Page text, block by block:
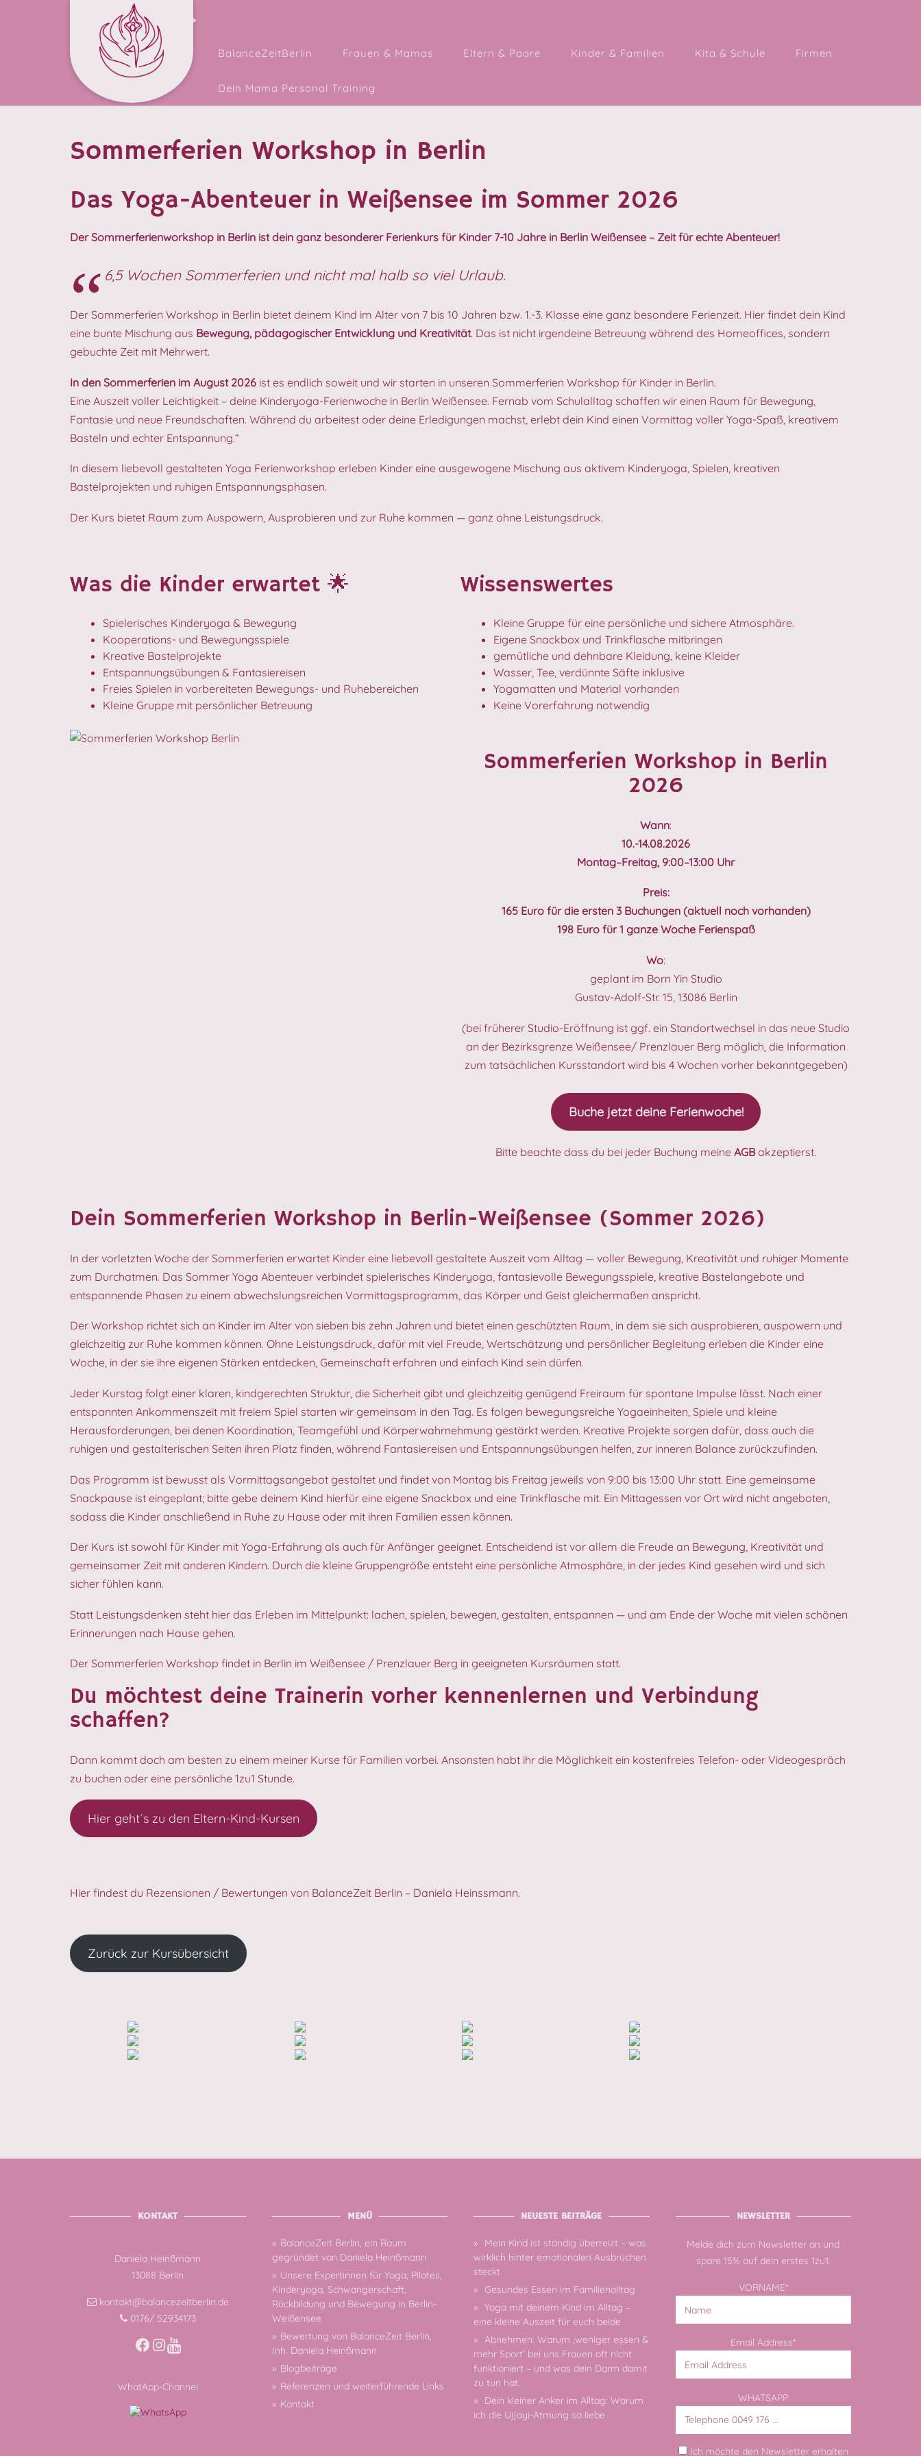
Facebook
Instagram
BalanceZeitBerlin Frauen & Mamas Eltern & Paare Kinder & Familien Kita & Schule Firmen
Dein Mama Personal Training
Sommerferien Workshop in Berlin
Das Yoga-Abenteuer in Weißensee im Sommer 2026
Der Sommerferienworkshop in Berlin ist dein ganz besonderer Ferienkurs für Kinder 7-10 Jahre in Berlin Weißensee – Zeit für echte Abenteuer!
6,5 Wochen Sommerferien und nicht mal halb so viel Urlaub.
Der Sommerferien Workshop in Berlin bietet deinem Kind im Alter von 7 bis 10 Jahren bzw. 1.-3. Klasse eine ganz besondere Ferienzeit. Hier findet dein Kind
eine bunte Mischung aus Bewegung, pädagogischer Entwicklung und Kreativität. Das ist nicht irgendeine Betreuung während des Homeoffices, sondern
gebuchte Zeit mit Mehrwert.
In den Sommerferien im August 2026 ist es endlich soweit und wir starten in unseren Sommerferien Workshop für Kinder in Berlin.
Eine Auszeit voller Leichtigkeit – deine Kinderyoga-Ferienwoche in Berlin Weißensee. Fernab vom Schulalltag schaffen wir einen Raum für Bewegung,
Fantasie und neue Freundschaften. Während du arbeitest oder deine Erledigungen machst, erlebt dein Kind einen Vormittag voller Yoga-Spaß, kreativem
Basteln und echter Entspannung.“
In diesem liebevoll gestalteten Yoga Ferienworkshop erleben Kinder eine ausgewogene Mischung aus aktivem Kinderyoga, Spielen, kreativen
Bastelprojekten und ruhigen Entspannungsphasen.
Der Kurs bietet Raum zum Auspowern, Ausprobieren und zur Ruhe kommen — ganz ohne Leistungsdruck.
Was die Kinder erwartet 🌟
Spielerisches Kinderyoga & Bewegung
Kooperations- und Bewegungsspiele
Kreative Bastelprojekte
Entspannungsübungen & Fantasiereisen
Freies Spielen in vorbereiteten Bewegungs- und Ruhebereichen
Kleine Gruppe mit persönlicher Betreuung
Wissenswertes
Kleine Gruppe für eine persönliche und sichere Atmosphäre.
Eigene Snackbox und Trinkflasche mitbringen
gemütliche und dehnbare Kleidung, keine Kleider
Wasser, Tee, verdünnte Säfte inklusive
Yogamatten und Material vorhanden
Keine Vorerfahrung notwendig
Sommerferien Workshop in Berlin
2026
Wann:
10.-14.08.2026
Montag–Freitag, 9:00–13:00 Uhr
Preis:
165 Euro für die ersten 3 Buchungen (aktuell noch vorhanden)
198 Euro für 1 ganze Woche Ferienspaß
Wo:
geplant im Born Yin Studio
Gustav-Adolf-Str. 15, 13086 Berlin
(bei früherer Studio-Eröffnung ist ggf. ein Standortwechsel in das neue Studio
an der Bezirksgrenze Weißensee/ Prenzlauer Berg möglich, die Information
zum tatsächlichen Kursstandort wird bis 4 Wochen vorher bekanntgegeben)
Buche jetzt deine Ferienwoche!
Bitte beachte dass du bei jeder Buchung meine AGBakzeptierst.
Dein Sommerferien Workshop in Berlin-Weißensee (Sommer 2026)
In der vorletzten Woche der Sommerferien erwartet Kinder eine liebevoll gestaltete Auszeit vom Alltag — voller Bewegung, Kreativität und ruhiger Momente
zum Durchatmen. Das Sommer Yoga Abenteuer verbindet spielerisches Kinderyoga, fantasievolle Bewegungsspiele, kreative Bastelangebote und
entspannende Phasen zu einem abwechslungsreichen Vormittagsprogramm, das Körper und Geist gleichermaßen anspricht.
Der Workshop richtet sich an Kinder im Alter von sieben bis zehn Jahren und bietet einen geschützten Raum, in dem sie sich ausprobieren, auspowern und
gleichzeitig zur Ruhe kommen können. Ohne Leistungsdruck, dafür mit viel Freude, Wertschätzung und persönlicher Begleitung erleben die Kinder eine
Woche, in der sie ihre eigenen Stärken entdecken, Gemeinschaft erfahren und einfach Kind sein dürfen.
Jeder Kurstag folgt einer klaren, kindgerechten Struktur, die Sicherheit gibt und gleichzeitig genügend Freiraum für spontane Impulse lässt. Nach einer
entspannten Ankommenszeit mit freiem Spiel starten wir gemeinsam in den Tag. Es folgen bewegungsreiche Yogaeinheiten, Spiele und kleine
Herausforderungen, bei denen Koordination, Teamgefühl und Körperwahrnehmung gestärkt werden. Kreative Projekte sorgen dafür, dass auch die
ruhigen und gestalterischen Seiten ihren Platz finden, während Fantasiereisen und Entspannungsübungen helfen, zur inneren Balance zurückzufinden.
Das Programm ist bewusst als Vormittagsangebot gestaltet und findet von Montag bis Freitag jeweils von 9:00 bis 13:00 Uhr statt. Eine gemeinsame
Snackpause ist eingeplant; bitte gebe deinem Kind hierfür eine eigene Snackbox und eine Trinkflasche mit. Ein Mittagessen vor Ort wird nicht angeboten,
sodass die Kinder anschließend in Ruhe zu Hause oder mit ihren Familien essen können.
Der Kurs ist sowohl für Kinder mit Yoga-Erfahrung als auch für Anfänger geeignet. Entscheidend ist vor allem die Freude an Bewegung, Kreativität und
gemeinsamer Zeit mit anderen Kindern. Durch die kleine Gruppengröße entsteht eine persönliche Atmosphäre, in der jedes Kind gesehen wird und sich
sicher fühlen kann.
Statt Leistungsdenken steht hier das Erleben im Mittelpunkt: lachen, spielen, bewegen, gestalten, entspannen — und am Ende der Woche mit vielen schönen
Erinnerungen nach Hause gehen.
Der Sommerferien Workshop findet in Berlin im Weißensee / Prenzlauer Berg in geeigneten Kursräumen statt.
Du möchtest deine Trainerin vorher kennenlernen und Verbindung
schaffen?
Dann kommt doch am besten zu einem meiner Kurse für Familien vorbei. Ansonsten habt ihr die Möglichkeit ein kostenfreies Telefon- oder Videogespräch
zu buchen oder eine persönliche 1zu1 Stunde.
Hier geht´s zu den Eltern-Kind-Kursen
Hier findest du Rezensionen / Bewertungen von BalanceZeit Berlin – Daniela Heinssmann.
Zurück zur Kursübersicht
KONTAKT
Daniela Heinßmann
13088 Berlin
kontakt@balancezeitberlin.de
0176/ 52934173
Facebook
Instagram
WhatApp-Channel
MENÜ
BalanceZeit Berlin, ein Raum
gegründet von Daniela Heinßmann
Unsere Expertinnen für Yoga, Pilates,
Kinderyoga, Schwangerschaft,
Rückbildung und Bewegung in Berlin-
Weißensee
Bewertung von BalanceZeit Berlin,
Inh. Daniela Heinßmann
Blogbeiträge
Referenzen und weiterführende Links
Kontakt
NEUESTE BEITRÄGE
Mein Kind ist ständig überreizt – was
wirklich hinter emotionalen Ausbrüchen
steckt
Gesundes Essen im Familienalltag
Yoga mit deinem Kind im Alltag –
eine kleine Auszeit für euch beide
Abnehmen: Warum ‚weniger essen &
mehr Sport‘ bei uns Frauen oft nicht
funktioniert – und was dein Darm damit
zu tun hat.
Dein kleiner Anker im Alltag: Warum
ich die Ujjayi-Atmung so liebe
NEWSLETTER
Melde dich zum Newsletter an und
spare 15% auf dein erstes 1zu1.
VORNAME*
Email Address*
WHATSAPP
Ich möchte den Newsletter erhalten